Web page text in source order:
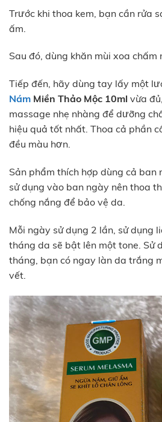
Trước khi thoa kem, bạn cần rửa
ấm.
Sau đó, dùng khăn mùi xoa chấm
Tiếp đến, hãy dùng tay lấy một
Nám Miền Thảo Mộc 10ml vừa
massage nhẹ nhàng để dưỡng
hiệu quả tốt nhất. Thoa cả phần
đều màu hơn.
Sản phẩm thích hợp dùng cả ban
sử dụng vào ban ngày nên thoa
chống nắng để bảo vệ da.
Mỗi ngày sử dụng 2 lần, sử dụng
tháng da sẽ bật lên một tone. Sử
tháng, bạn có ngay làn da trắng
vết.